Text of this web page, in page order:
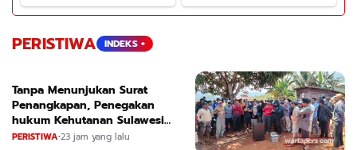
PERISTIWA INDEKS +
Tanpa Menunjukan Surat
Penangkapan, Penegakan
hukum Kehutanan Sulawesi
Selatan Culik Petani Ladah Di
PERISTIWA•23 jam yang lalu